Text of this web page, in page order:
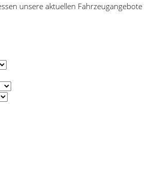
unsere aktuellen Fahrzeugangebote